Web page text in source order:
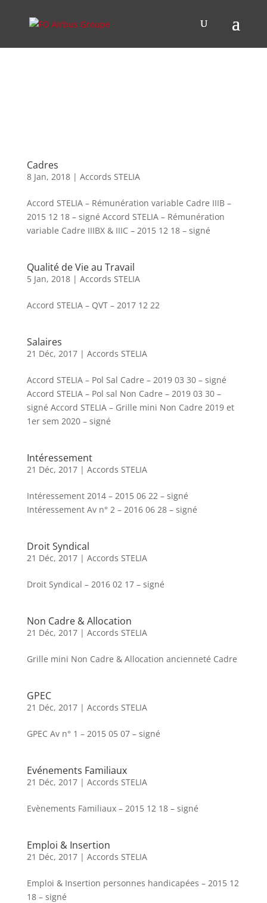
Cadres
8 Jan, 2018| Accords STELIA
Accord STELIA – Rémunération variable Cadre IIIB –
2015 12 18 – signé Accord STELIA – Rémunération
variable Cadre IIIBX & IIIC – 2015 12 18 – signé
Qualité de Vie au Travail
5 Jan, 2018| Accords STELIA
Accord STELIA – QVT – 2017 12 22
Salaires
21 Déc, 2017| Accords STELIA
Accord STELIA – Pol Sal Cadre – 2019 03 30 – signé
Accord STELIA – Pol sal Non Cadre – 2019 03 30 –
signé Accord STELIA – Grille mini Non Cadre 2019 et
1er sem 2020 – signé
Intéressement
21 Déc, 2017| Accords STELIA
Intéressement 2014 – 2015 06 22 – signé
Intéressement Av n° 2 – 2016 06 28 – signé
Droit Syndical
21 Déc, 2017| Accords STELIA
Droit Syndical – 2016 02 17 – signé
Non Cadre & Allocation
21 Déc, 2017| Accords STELIA
Grille mini Non Cadre & Allocation ancienneté Cadre
GPEC
21 Déc, 2017| Accords STELIA
GPEC Av n° 1 – 2015 05 07 – signé
Evénements Familiaux
21 Déc, 2017| Accords STELIA
Evènements Familiaux – 2015 12 18 – signé
Emploi & Insertion
21 Déc, 2017| Accords STELIA
Emploi & Insertion personnes handicapées – 2015 12
18 – signé